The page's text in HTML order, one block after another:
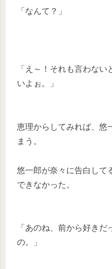
「なんて？」
「え～！それも言わな
いよぉ。」
恵理からしてみれば、悠
まう。
悠一郎が奈々に告白して
できなかった。
「あのね、前から好き
の。」